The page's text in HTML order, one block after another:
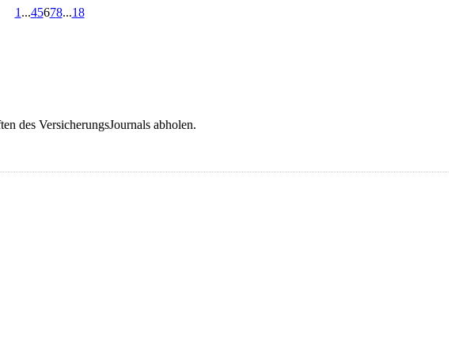
1 ...45678...18
des VersicherungsJournals abholen.